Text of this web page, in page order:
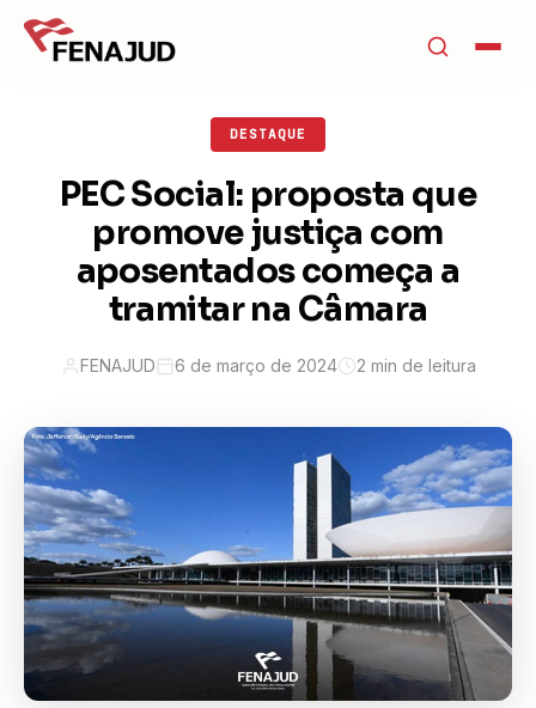
DESTAQUE
PEC Social: proposta que
promove justiça com
aposentados começa a
tramitar na Câmara
FENAJUD 6 de março de 2024 2 min de leitura